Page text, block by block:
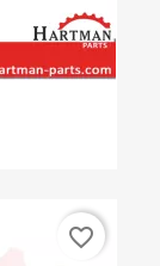
favorite_border